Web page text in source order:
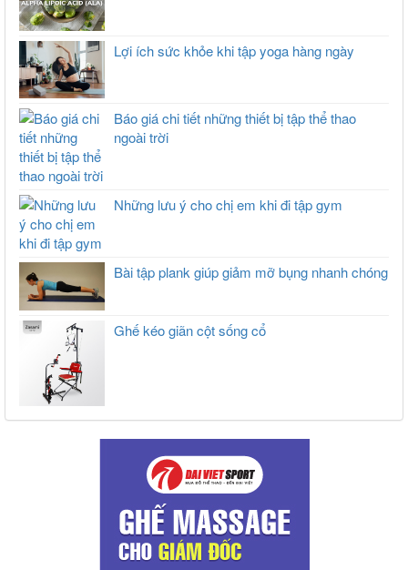
Lợi ích sức khỏe khi tập yoga hàng ngày
Báo giá chi tiết những thiết bị tập thể thao
ngoài trời
Những lưu ý cho chị em khi đi tập gym
Bài tập plank giúp giảm mỡ bụng nhanh chóng
Ghế kéo giãn cột sống cổ